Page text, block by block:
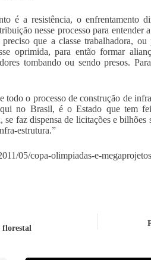
é a resistência, o enfrentamento
nesse processo para entender
que a classe trabalhadora,
oprimida, para então formar
tombando ou sendo presos.
o processo de construção de
no Brasil, é o Estado que tem
faz dispensa de licitações e bilhões
estrutura.”
05/copa-olimpiadas-e-
florestal